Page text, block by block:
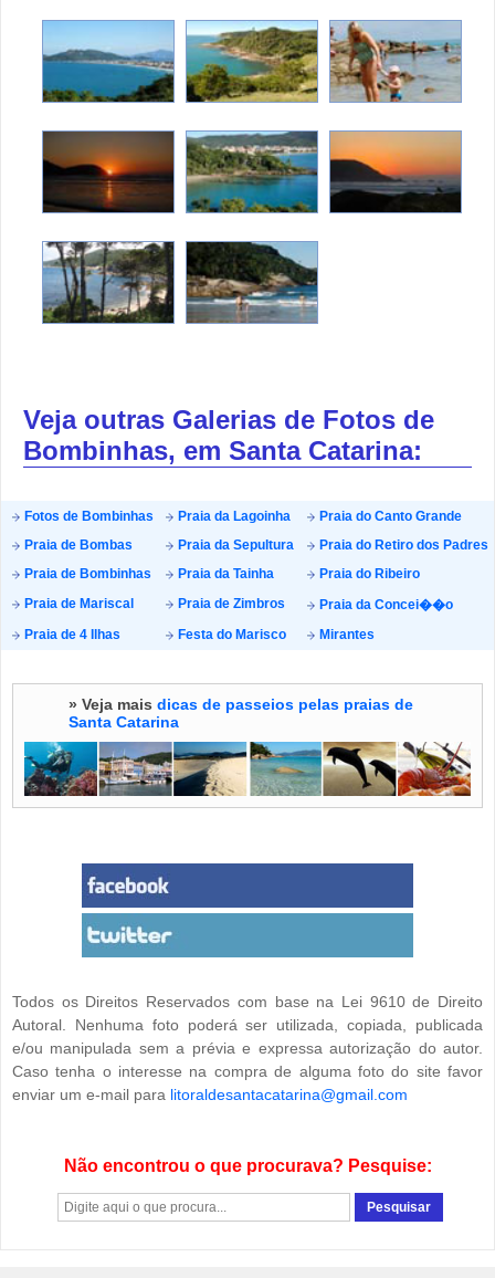
Veja outras Galerias de Fotos de
Bombinhas, em Santa Catarina:
Fotos de Bombinhas Praia da Lagoinha
Praia do Canto Grande
Praia de Bombas
Praia da Sepultura
Praia do Retiro dos Padres
Praia de Bombinhas
Praia da Tainha
Praia do Ribeiro
Praia de Mariscal
Praia de Zimbros
Praia da Concei��o
Praia de 4 Ilhas
Festa do Marisco Mirantes
» Veja mais dicas de passeios pelas praias de
Santa Catarina
Todos os Direitos Reservados com base na Lei 9610 de Direito
Autoral. Nenhuma foto poderá ser utilizada, copiada, publicada
e/ou manipulada sem a prévia e expressa autorização do autor.
Caso tenha o interesse na compra de alguma foto do site favor
enviar um e-mail para litoraldesantacatarina@gmail.com
Não encontrou o que procurava? Pesquise: